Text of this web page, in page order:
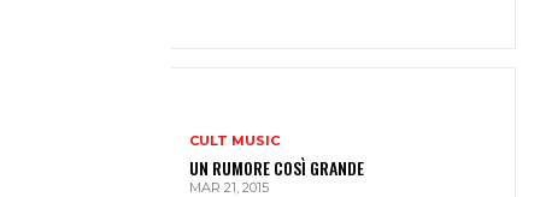
CULT MUSIC
UN RUMORE COSÌ GRANDE
MAR 21, 2015